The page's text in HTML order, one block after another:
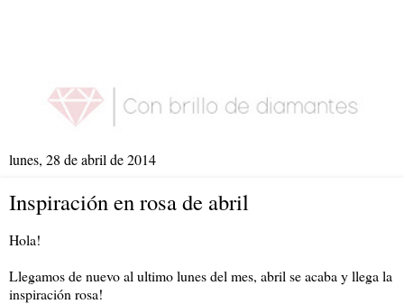
lunes, 28 de abril de 2014
Inspiración en rosa de abril
Hola!
Llegamos de nuevo al ultimo lunes del mes, abril se acaba y llega la
inspiración rosa!